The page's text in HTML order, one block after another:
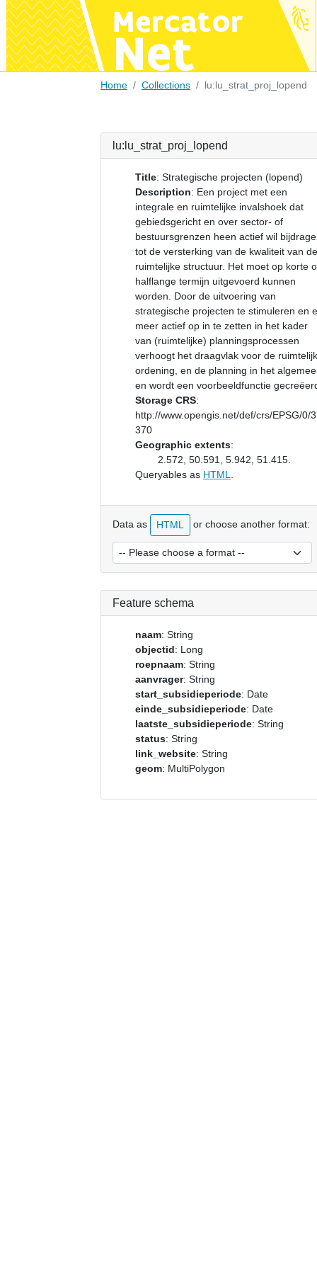
Home Collections lu:lu_strat_proj_lopend
lu:lu_strat_proj_lopend
Title: Strategische projecten (lopend)
Description: Een project met een
integrale en ruimtelijke invalshoek dat
gebiedsgericht en over sector- of
bestuursgrenzen heen actief wil
tot de versterking van de kwaliteit van de
ruimtelijke structuur. Het moet op korte
halflange termijn uitgevoerd kunnen
worden. Door de uitvoering van
strategische projecten te stimuleren en
meer actief op in te zetten in het kader
van (ruimtelijke) planningsprocessen
verhoogt het draagvlak voor de
ordening, en de planning in het
en wordt een voorbeeldfunctie
Storage CRS:
http://www.opengis.net/def/crs/EPSG/0/
370
Geographic extents:
2.572, 50.591, 5.942, 51.415.
Queryables as HTML
Data as HTML or choose another format:
Feature schema
naam: String
objectid: Long
roepnaam: String
aanvrager: String
start_subsidieperiode: Date
einde_subsidieperiode: Date
laatste_subsidieperiode: String
status: String
link_website: String
geom: MultiPolygon